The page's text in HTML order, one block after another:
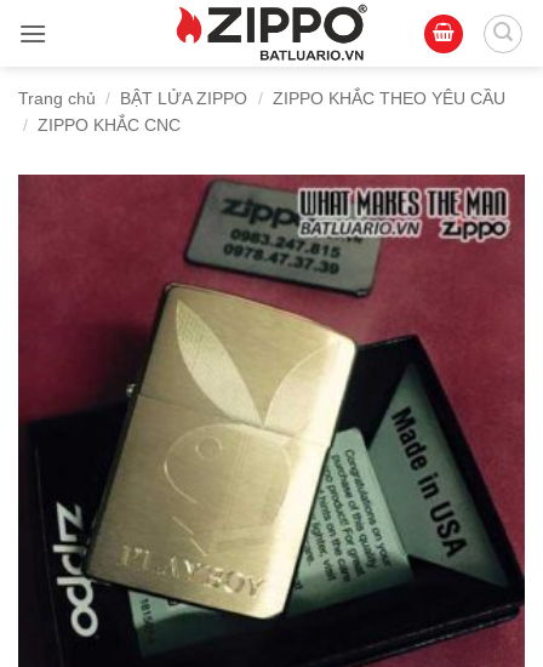
qua
dungTrang chủ / BẬT LỬA ZIPPO / ZIPPO KHẮC THEO YÊU CẦU
/ ZIPPO KHẮC CNC